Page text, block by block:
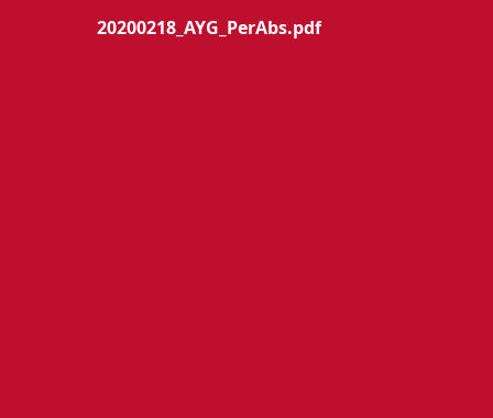
20200218_AYG_PerAbs.pdf